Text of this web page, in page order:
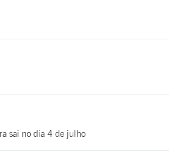
sai no dia 4 de julho